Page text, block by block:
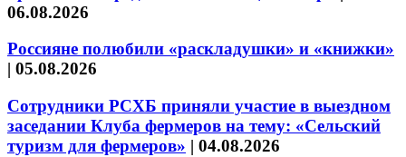
06.08.2026
Россияне полюбили «раскладушки» и «книжки»
| 05.08.2026
Сотрудники РСХБ приняли участие в выездном
заседании Клуба фермеров на тему: «Сельский
туризм для фермеров» | 04.08.2026